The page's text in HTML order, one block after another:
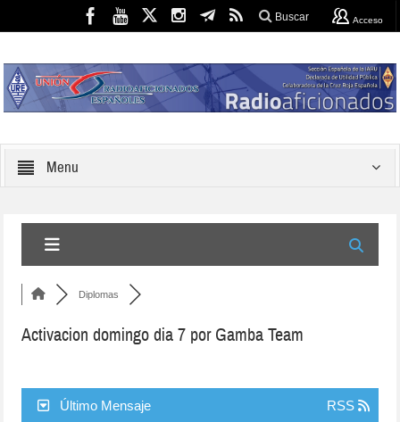
Buscar Acceso
Menu
Diplomas
Activacion domingo dia 7 por Gamba Team
Último Mensaje RSS